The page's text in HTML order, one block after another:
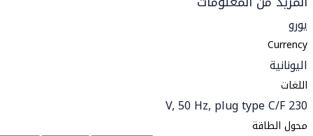
يورو
Currency
اليونانية
اللغات
230 V, 50 Hz, plug type C/F
محول الطاقة